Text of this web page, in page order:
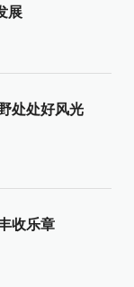
展
处处好风光
收乐章